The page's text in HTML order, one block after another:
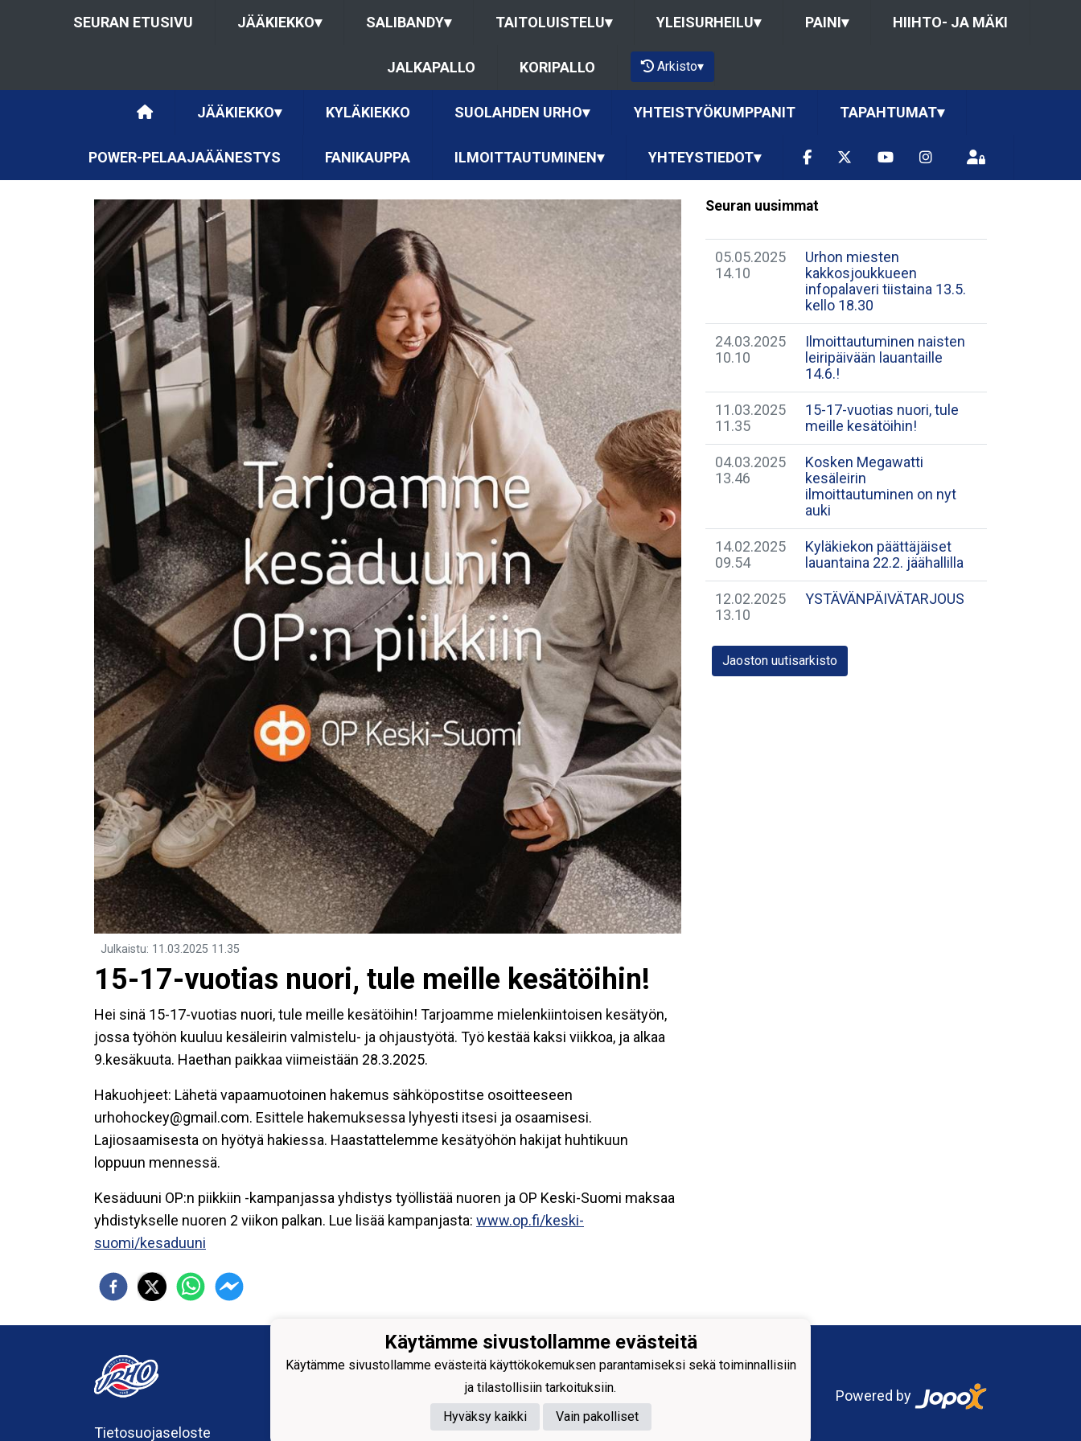
SEURAN ETUSIVU JÄÄKIEKKO▾ SALIBANDY▾ TAITOLUISTELU▾ YLEISURHEILU▾ PAINI▾ HIIHTO- JA MÄKI
JALKAPALLO KORIPALLO Arkisto▾
JÄÄKIEKKO▾ KYLÄKIEKKO SUOLAHDEN URHO▾ YHTEISTYÖKUMPPANIT TAPAHTUMAT▾
POWER-PELAAJAÄÄNESTYS FANIKAUPPA ILMOITTAUTUMINEN▾ YHTEYSTIEDOT▾
Julkaistu: 11.03.2025 11.35
​15-17-vuotias nuori, tule meille kesätöihin!
Hei sinä 15-17-vuotias nuori, tule meille kesätöihin! Tarjoamme mielenkiintoisen kesätyön,
jossa työhön kuuluu kesäleirin valmistelu- ja ohjaustyötä. Työ kestää kaksi viikkoa, ja alkaa
9.kesäkuuta. Haethan paikkaa viimeistään 28.3.2025.
Hakuohjeet: Lähetä vapaamuotoinen hakemus sähköpostitse osoitteeseen
urhohockey@gmail.com. Esittele hakemuksessa lyhyesti itsesi ja osaamisesi.
Lajiosaamisesta on hyötyä hakiessa. Haastattelemme kesätyöhön hakijat huhtikuun
loppuun mennessä.
Kesäduuni OP:n piikkiin -kampanjassa yhdistys työllistää nuoren ja OP Keski-Suomi maksaa
yhdistykselle nuoren 2 viikon palkan. Lue lisää kampanjasta: www.op.fi/keski-
suomi/kesaduuni
Seuran uusimmat
05.05.2025
14.10
Urhon miesten
kakkosjoukkueen
infopalaveri tiistaina 13.5.
kello 18.30
24.03.2025
10.10
Ilmoittautuminen naisten
leiripäivään lauantaille
14.6.!
11.03.2025
11.35
​15-17-vuotias nuori, tule
meille kesätöihin!
04.03.2025
13.46
Kosken Megawatti
kesäleirin
ilmoittautuminen on nyt
auki
14.02.2025
09.54
Kyläkiekon päättäjäiset
lauantaina 22.2. jäähallilla
12.02.2025
13.10
YSTÄVÄNPÄIVÄTARJOUS
Jaoston uutisarkisto
Tietosuojaseloste
Suolahden Urho
urhohockey@gmail.com
Powered by
Käytämme sivustollamme evästeitä
Käytämme sivustollamme evästeitä käyttökokemuksen parantamiseksi sekä toiminnallisiin
ja tilastollisiin tarkoituksiin.
Hyväksy kaikki
Vain pakolliset